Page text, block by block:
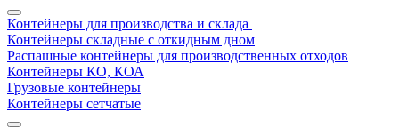
Контейнеры для производства и склада
Контейнеры складные с откидным дном
Распашные контейнеры для производственных отходов
Контейнеры КО, КОА
Грузовые контейнеры
Контейнеры сетчатые